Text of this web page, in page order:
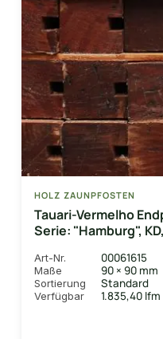
HOLZ ZAUNPFOSTEN
Tauari-Vermelho
Serie: "Hamburg",
Art-Nr. 00061615
Maße 90 × 90 mm
Sortierung Standard
Verfügbar 1.835,40 lfm